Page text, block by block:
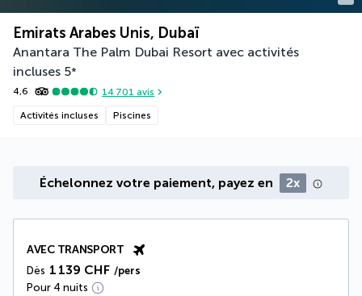
Emirats Arabes Unis, Dubaï
Anantara The Palm Dubai Resort avec activités
incluses 5*
4,6 14 701 avis
Activités incluses Piscines
Échelonnez votre paiement, payez en 2x
AVEC TRANSPORT
Dès 1 139 CHF /pers
Pour 4 nuits